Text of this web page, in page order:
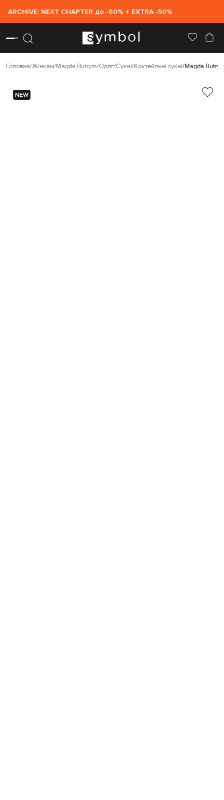
ARCHIVE: NEXT CHAPTER до -60% + EXTRA -50%
Головна Жінкам Magda Butrym Одяг Сукні Коктейльні сукні Magda
NEW